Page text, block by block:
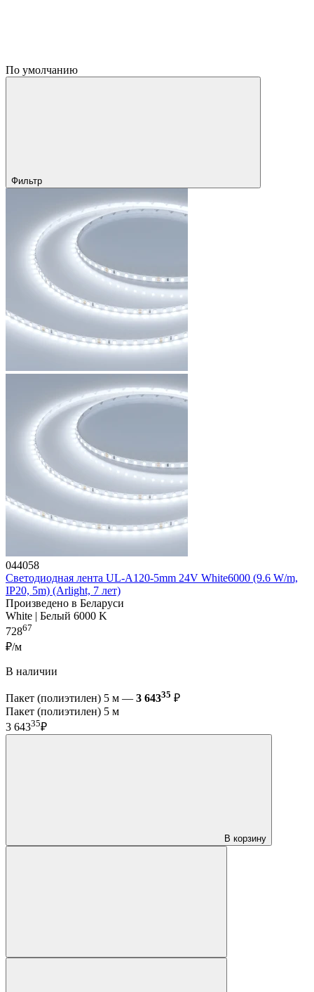
По умолчанию
Фильтр
044058
Светодиодная лента UL-A120-5mm 24V White6000 (9.6 W/m,
IP20, 5m) (Arlight, 7 лет)
Произведено в Беларуси
White | Белый 6000 K
72867
₽/м
В наличии
Пакет (полиэтилен) 5 м — 3 64335 ₽
Пакет (полиэтилен) 5 м
3 64335₽
В корзину